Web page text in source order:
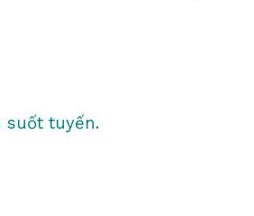
suốt tuyến.